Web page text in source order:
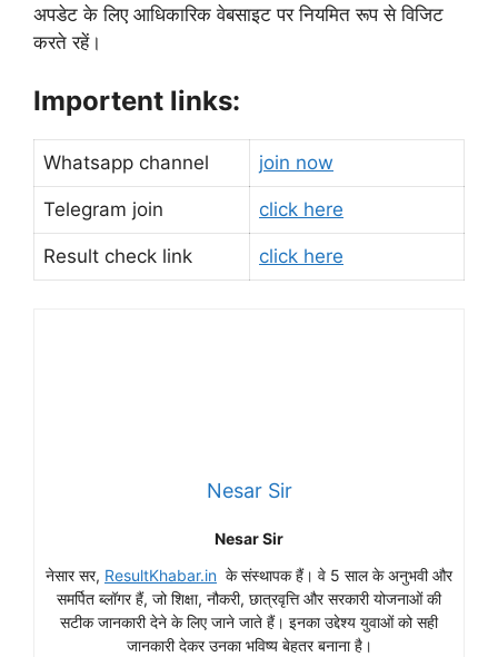
अपडेट के लिए आधिकारिक वेबसाइट पर नियमित रूप से विजिट
करते रहें।
Importent links:
Whatsapp channel join now
Telegram join click here
Result check link click here
Nesar Sir
Nesar Sir
नेसार सर, ResultKhabar.in के संस्थापक हैं। वे 5 साल के अनुभवी और
समर्पित ब्लॉगर हैं, जो शिक्षा, नौकरी, छात्रवृत्ति और सरकारी योजनाओं की
सटीक जानकारी देने के लिए जाने जाते हैं। इनका उद्देश्य युवाओं को सही
जानकारी देकर उनका भविष्य बेहतर बनाना है।